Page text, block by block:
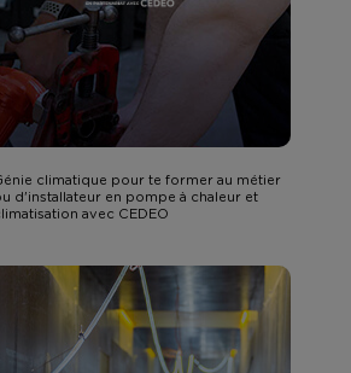
climatique pour te former au métier
d'installateur en pompe à chaleur et
avec CEDEO